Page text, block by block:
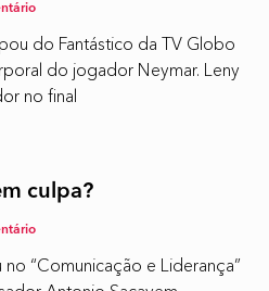
do Fantástico da TV Globo
do jogador Neymar. Leny
no final
culpa?
“Comunicação e Liderança”